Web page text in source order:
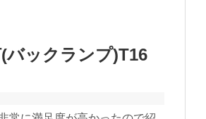
バックランプ)T16